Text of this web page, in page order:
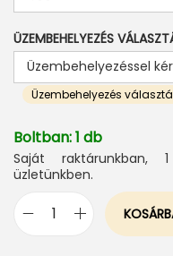
ÜZEMBEHELYEZÉS
Üzembehelyezés
Boltban: 1 db
Saját raktárunkban,
üzletünkben.